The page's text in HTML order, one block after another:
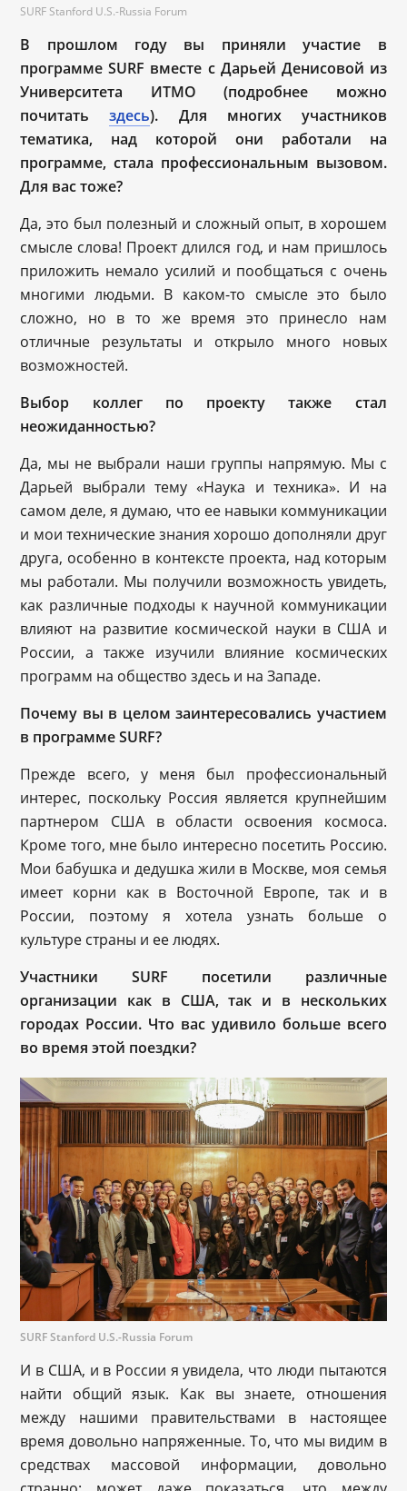
SURF Stanford U.S.-Russia Forum
В прошлом году вы приняли участие в
программе SURF вместе с Дарьей Денисовой из
Университета ИТМО (подробнее можно
почитатьздесь). Для многих участников
тематика, над которой они работали на
программе, стала профессиональным вызовом.
Для вас тоже?
Да, это был полезный и сложный опыт, в хорошем
смысле слова! Проект длился год, и нам пришлось
приложить немало усилий и пообщаться с очень
многими людьми. В каком-то смысле это было
сложно, но в то же время это принесло нам
отличные результаты и открыло много новых
возможностей.
Выбор коллег по проекту также стал
неожиданностью?
Да, мы не выбрали наши группы напрямую. Мы с
Дарьей выбрали тему «Наука и техника». И на
самом деле, я думаю, что ее навыки коммуникации
и мои технические знания хорошо дополняли друг
друга, особенно в контексте проекта, над которым
мы работали. Мы получили возможность увидеть,
как различные подходы к научной коммуникации
влияют на развитие космической науки в США и
России, а также изучили влияние космических
программ на общество здесь и на Западе.
Почему вы в целом заинтересовались участием
в программе SURF?
Прежде всего, у меня был профессиональный
интерес, поскольку Россия является крупнейшим
партнером США в области освоения космоса.
Кроме того, мне было интересно посетить Россию.
Мои бабушка и дедушка жили в Москве, моя семья
имеет корни как в Восточной Европе, так и в
России, поэтому я хотела узнать больше о
культуре страны и ее людях.
Участники SURF посетили различные
организации как в США, так и в нескольких
городах России. Что вас удивило больше всего
во время этой поездки?
SURF Stanford U.S.-Russia Forum
И в США, и в России я увидела, что люди пытаются
найти общий язык. Как вы знаете, отношения
между нашими правительствами в настоящее
время довольно напряженные. То, что мы видим в
средствах массовой информации, довольно